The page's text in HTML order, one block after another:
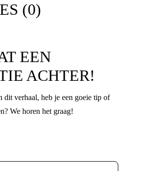
(0)
EEN
ACHTER!
dit verhaal, heb je een goeie tip of
We horen het graag!